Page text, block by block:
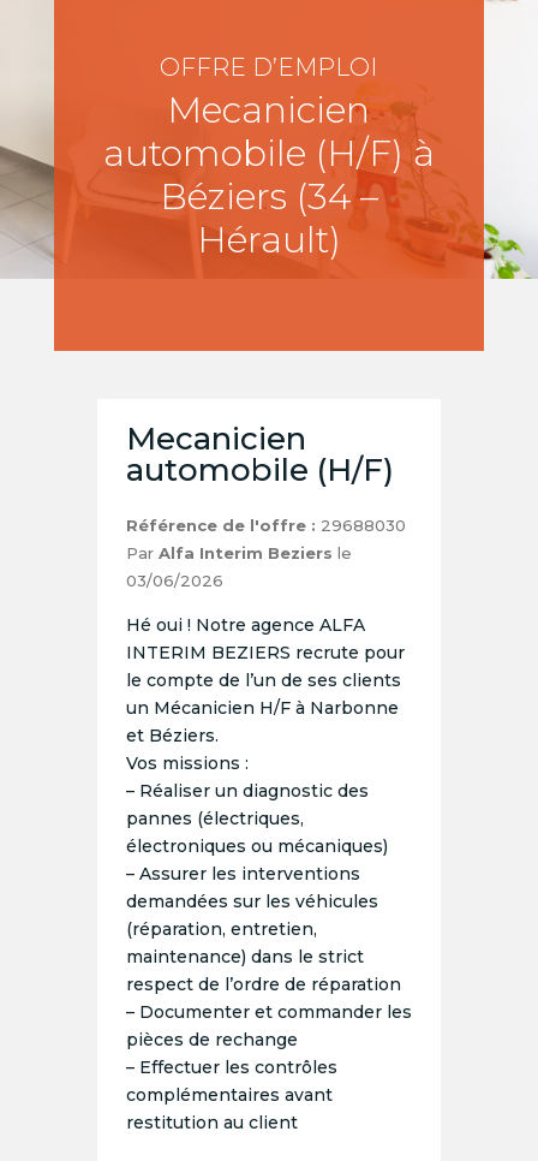
OFFRE D’EMPLOI
Mecanicien
automobile (H/F) à
Béziers (34 –
Hérault)
Mecanicien
automobile (H/F)
Référence de l'offre : 29688030
Par Alfa Interim Beziers le
03/06/2026
Hé oui ! Notre agence ALFA
INTERIM BEZIERS recrute pour
le compte de l’un de ses clients
un Mécanicien H/F à Narbonne
et Béziers.
Vos missions :
– Réaliser un diagnostic des
pannes (électriques,
électroniques ou mécaniques)
– Assurer les interventions
demandées sur les véhicules
(réparation, entretien,
maintenance) dans le strict
respect de l’ordre de réparation
– Documenter et commander les
pièces de rechange
– Effectuer les contrôles
complémentaires avant
restitution au client